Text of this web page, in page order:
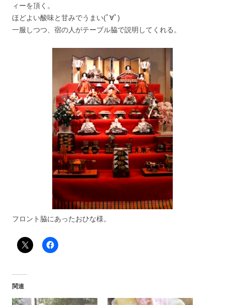
ィーを頂く。
ほどよい酸味と甘みでうまい(ﾟ∀ﾟ)
一服しつつ、宿の人がテーブル脇で説明してくれる。
フロント脇にあったおひな様。
関連